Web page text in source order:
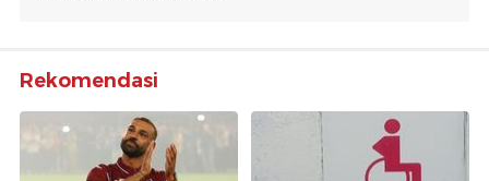
Rekomendasi